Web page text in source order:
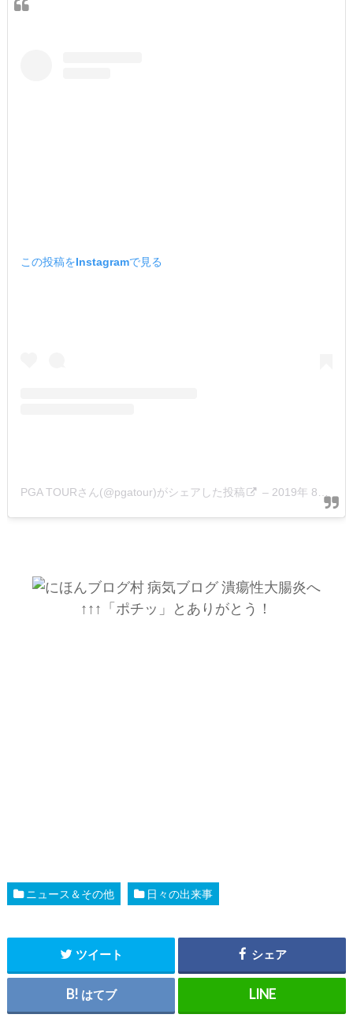
この投稿をInstagramで見る
PGA TOURさん(@pgatour)がシェアした投稿 – 2019年 8月月26日午前5時23分PDT
↑↑↑「ポチッ」とありがとう！
ニュース＆その他 日々の出来事
ツイート シェア
はてブ